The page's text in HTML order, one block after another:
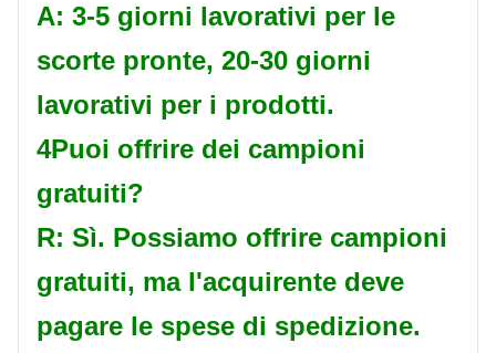
A: 3-5 giorni lavorativi per le
scorte pronte, 20-30 giorni
lavorativi per i prodotti.
4Puoi offrire dei campioni
gratuiti?
R: Sì. Possiamo offrire campioni
gratuiti, ma l'acquirente deve
pagare le spese di spedizione.